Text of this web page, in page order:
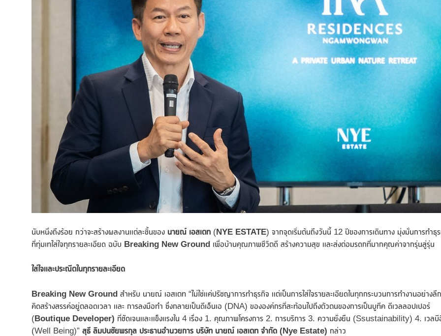
นับหนึ่งถึงร้อย กว่าจะสร้างผลงานแต่ละชิ้นของ นายณ์ เอสเตท (NYE ESTATE) จากจุดเริ่มต้นถึงวันนี้ 12 ปีของการเดินทาง มุ่งมั่นการทำธุ
ที่ทุ่มเทใส่ใจทุกรายละเอียด ฉบับ Breaking New Ground เพื่อบ้านคุณภาพชีวิตดี สร้างความสุข และส่งต่อมรดกที่มากคุณค่าจากรุ่นสู่รุ่น
ใส่ใจและประณีตในทุกรายละเอียด
Breaking New Ground สำหรับ นายณ์ เอสเตท “ไม่ใช่แค่ปรัชญาการทำธุรกิจ แต่เป็นการใส่ใจรายละเอียดในทุกกระบวนการทำงานอย่างลึ
คิดสร้างสรรค์อยู่ตลอดเวลา และ การลงมือทำ ซึ่งกลายเป็นดีเอ็นเอ (DNA) ขององค์กรที่สะท้อนไปถึงตัวตนของการเป็นบูทีค ดีเวลลอปเปอร์
(Boutique Developer) ที่ชัดเจนและแข็งแรงใน 4 เรื่อง 1. คุณภาพโครงการ 2. การบริการ 3. ความยั่งยืน (Ssustainability) 4. เวลบี
(Well Being)” สุธี ลิมปนชัยพรกุล ประธานอำนวยการ บริษัท นายณ์ เอสเตท จำกัด (Nye Estate) กล่าว